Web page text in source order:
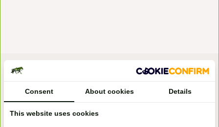
Consent About cookies Details
This website uses cookies